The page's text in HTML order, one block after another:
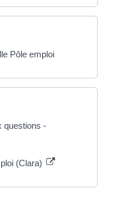
Pôle emploi
questions -
(Clara)